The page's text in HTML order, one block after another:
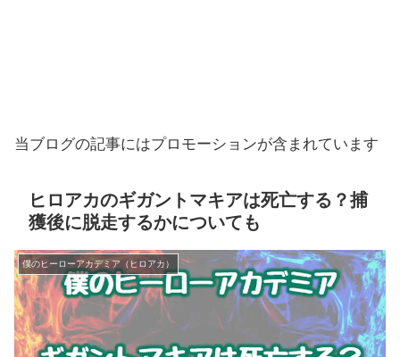
当ブログの記事にはプロモーションが含まれています
ヒロアカのギガントマキアは死亡する？捕
獲後に脱走するかについても
僕のヒーローアカデミア（ヒロアカ）